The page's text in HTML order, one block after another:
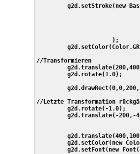
g2d.setStroke(new
                      );
//Transformieren
         g2d.rotate(1.0);
//Letzte Transformation
         g2d.rotate(-1.0);
g2d.translate(-
g2d.setColor(new
g2d.setFont(new